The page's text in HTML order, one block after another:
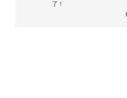
了！